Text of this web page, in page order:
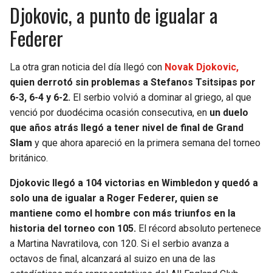
Djokovic, a punto de igualar a
Federer
La otra gran noticia del día llegó con Novak Djokovic,
quien derrotó sin problemas a Stefanos Tsitsipas por
6-3, 6-4 y 6-2. El serbio volvió a dominar al griego, al que
venció por duodécima ocasión consecutiva, en un duelo
que años atrás llegó a tener nivel de final de Grand
Slam y que ahora apareció en la primera semana del torneo
británico.
Djokovic llegó a 104 victorias en Wimbledon y quedó a
solo una de igualar a Roger Federer, quien se
mantiene como el hombre con más triunfos en la
historia del torneo con 105. El récord absoluto pertenece
a Martina Navratilova, con 120. Si el serbio avanza a
octavos de final, alcanzará al suizo en una de las